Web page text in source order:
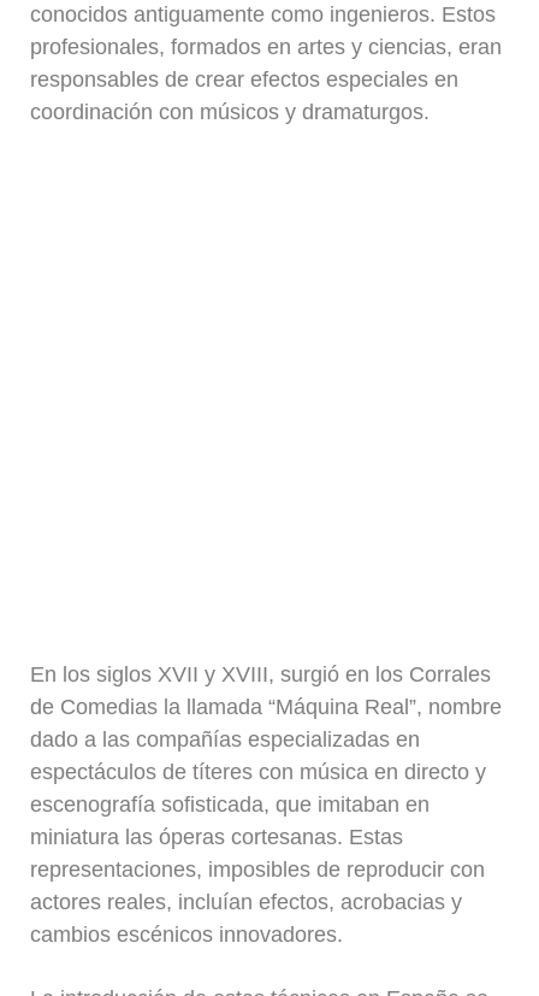
conocidos antiguamente como ingenieros. Estos
profesionales, formados en artes y ciencias, eran
responsables de crear efectos especiales en
coordinación con músicos y dramaturgos.
En los siglos XVII y XVIII, surgió en los Corrales
de Comedias la llamada “Máquina Real”, nombre
dado a las compañías especializadas en
espectáculos de títeres con música en directo y
escenografía sofisticada, que imitaban en
miniatura las óperas cortesanas. Estas
representaciones, imposibles de reproducir con
actores reales, incluían efectos, acrobacias y
cambios escénicos innovadores.